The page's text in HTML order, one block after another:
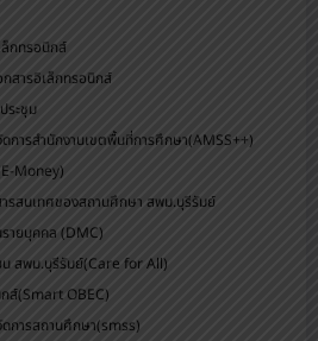
กทรอนิกส์
กสารอิเล็กทรอนิกส์
ระชุม
การสำนักงานเขตพื้นที่การศึกษา(AMSS++)
Money)
รสนเทศของสถานศึกษา สพม.บุรีรัมย์
ายบุคคล (DMC)
น สพม.บุรีรัมย์(Care for All)
ส์(Smart OBEC)
การสถานศึกษา(smss)